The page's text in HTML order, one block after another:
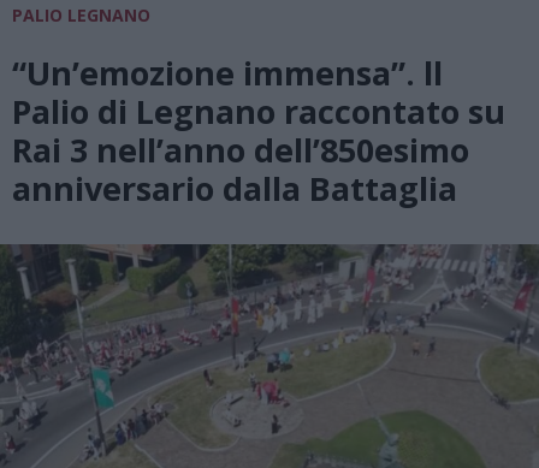
PALIO LEGNANO
“Un’emozione immensa”. ll
Palio di Legnano raccontato su
Rai 3 nell’anno dell’850esimo
anniversario dalla Battaglia